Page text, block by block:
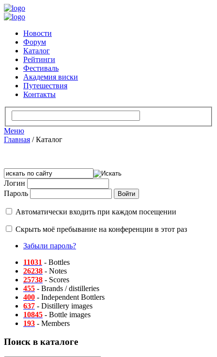
Новости
Форум
Каталог
Рейтинги
Фестиваль
Академия виски
Путешествия
Контакты
Меню
Главная /Каталог
Логин
Пароль
Автоматически входить при каждом посещении
Скрыть моё пребывание на конференции в этот раз
Забыли пароль?
11031 - Bottles
26238 - Notes
25738 - Scores
455 - Brands / distilleries
400 - Independent Bottlers
637 - Distillery images
10845 - Bottle images
193 - Members
Поиск в каталоге